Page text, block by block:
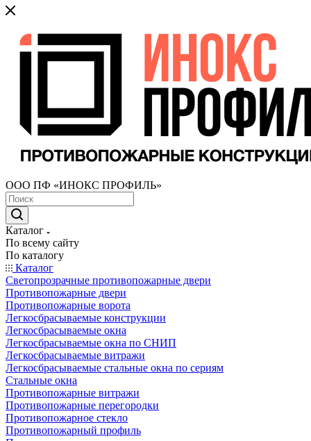
ООО ПФ «ИНОКС ПРОФИЛЬ»
Каталог
По всему сайту
По каталогу
Каталог
Светопрозрачные противопожарные двери
Противопожарные двери
Противопожарные ворота
Легкосбрасываемые конструкции
Легкосбрасываемые окна
Легкосбрасываемые окна по СНИП
Легкосбрасываемые витражи
Легкосбрасываемые стальные окна по сериям
Стальные окна
Противопожарные витражи
Противопожарные перегородки
Противопожарное стекло
Противопожарный профиль